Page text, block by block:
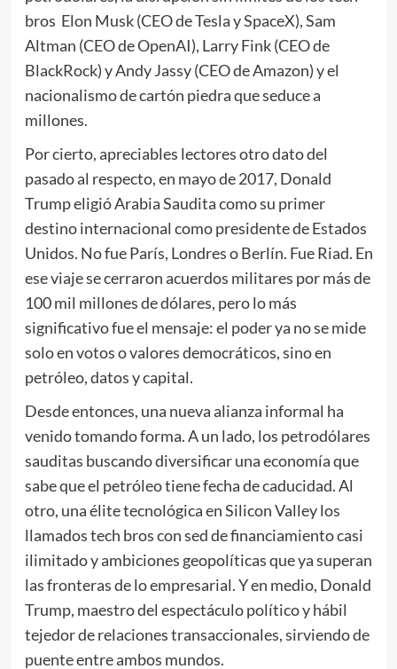
bros Elon Musk (CEO de Tesla y SpaceX), Sam
Altman (CEO de OpenAI), Larry Fink (CEO de
BlackRock) y Andy Jassy (CEO de Amazon) y el
nacionalismo de cartón piedra que seduce a
millones.
Por cierto, apreciables lectores otro dato del
pasado al respecto, en mayo de 2017, Donald
Trump eligió Arabia Saudita como su primer
destino internacional como presidente de Estados
Unidos. No fue París, Londres o Berlín. Fue Riad. En
ese viaje se cerraron acuerdos militares por más de
100 mil millones de dólares, pero lo más
significativo fue el mensaje: el poder ya no se mide
solo en votos o valores democráticos, sino en
petróleo, datos y capital.
Desde entonces, una nueva alianza informal ha
venido tomando forma. A un lado, los petrodólares
sauditas buscando diversificar una economía que
sabe que el petróleo tiene fecha de caducidad. Al
otro, una élite tecnológica en Silicon Valley los
llamados tech bros con sed de financiamiento casi
ilimitado y ambiciones geopolíticas que ya superan
las fronteras de lo empresarial. Y en medio, Donald
Trump, maestro del espectáculo político y hábil
tejedor de relaciones transaccionales, sirviendo de
puente entre ambos mundos.